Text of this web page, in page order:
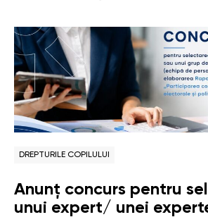
DREPTURILE COPILULUI
Anunț concurs pentru
unui expert/ unei